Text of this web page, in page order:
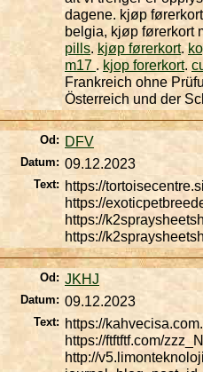
dagene. kjøp
belgia, kjøp førerkort
pills. kjøp førerkort.
m17 . kjop forerkort.
Frankreich ohne
Österreich und der
Od: DFV
Datum: 09.12.2023
Text: https://
https://
https://
https://
Od: JKHJ
Datum: 09.12.2023
Text: https://
https://ftftftf.com/
http://